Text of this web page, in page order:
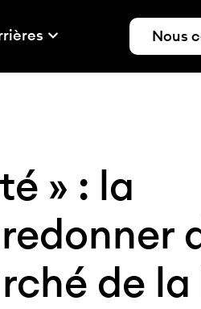
Nous
» : la
de la